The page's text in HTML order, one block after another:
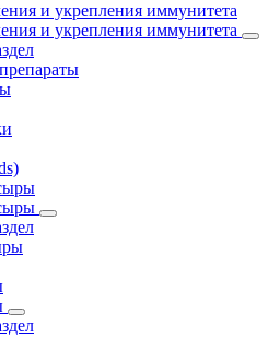
и укрепления иммунитета
и укрепления иммунитета